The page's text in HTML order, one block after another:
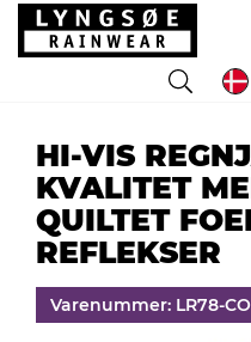
HI-VIS
KVALITET
QUILTET
REFLEKSER
Varenummer: LR78-